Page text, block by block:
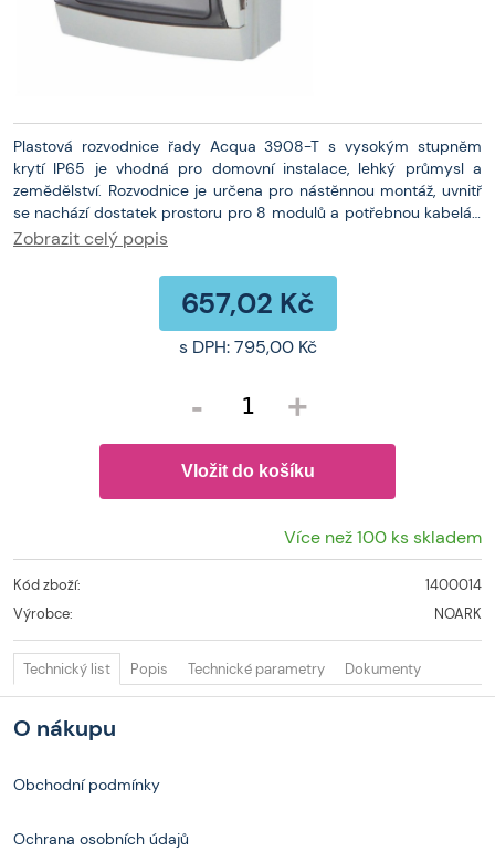
Plastová rozvodnice řady Acqua 3908-T s vysokým stupněm
krytí IP65 je vhodná pro domovní instalace, lehký průmysl a
zemědělství. Rozvodnice je určena pro nástěnnou montáž, uvnitř
se nachází dostatek prostoru pro 8 modulů a potřebnou kabeláž.
Dvířka jsou průhledná s otvorem pro kovový zámek a s
a rychle instaluje, a navíc obsahuje PE/N svorkovnici. počet řad: 1
počet modulů v řadě: 8 svorkovnice: PE - 2x16 mm2 + 12x10 mm2
N - 2x16 mm2 + 12x10 mm2 určena pro montáž na omítku
průhledná dvířka stupeň krytí: IP65 mechanická odolnost: IK08
Zobrazit celý popis
657,02 Kč
s DPH: 795,00 Kč
- +
Více než 100 ks skladem
Kód zboží:
1400014
Výrobce:
NOARK
Technický list Popis Technické parametry Dokumenty
O nákupu
Obchodní podmínky
Ochrana osobních údajů